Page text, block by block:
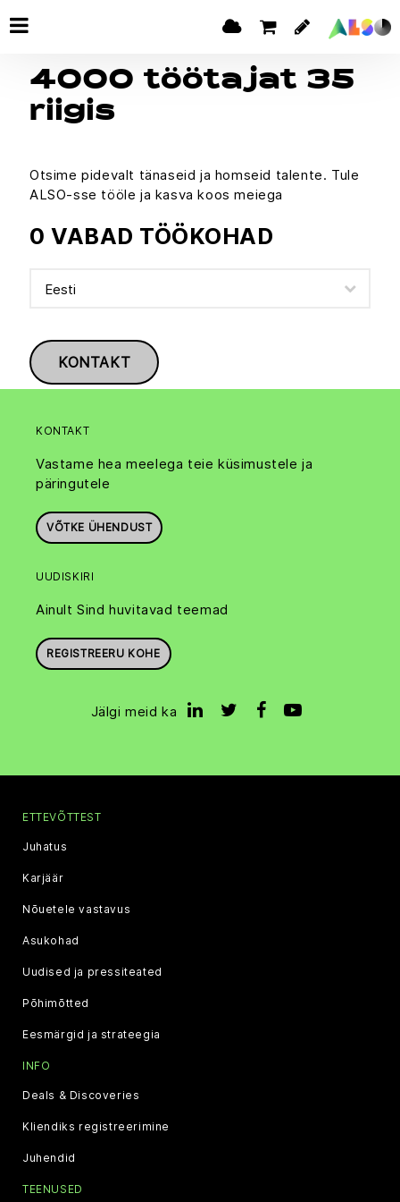
4000 töötajat 35
riigis
Otsime pidevalt tänaseid ja homseid talente. Tule
ALSO-sse tööle ja kasva koos meiega
0 VABAD TÖÖKOHAD
KONTAKT
KONTAKT
Vastame hea meelega teie küsimustele ja
päringutele
VÕTKE ÜHENDUST
UUDISKIRI
Ainult Sind huvitavad teemad
REGISTREERU KOHE
Jälgi meid ka
ETTEVÕTTEST
Juhatus
Karjäär
Nõuetele vastavus
Asukohad
Uudised ja pressiteated
Põhimõtted
Eesmärgid ja strateegia
INFO
Deals & Discoveries
Kliendiks registreerimine
Juhendid
TEENUSED